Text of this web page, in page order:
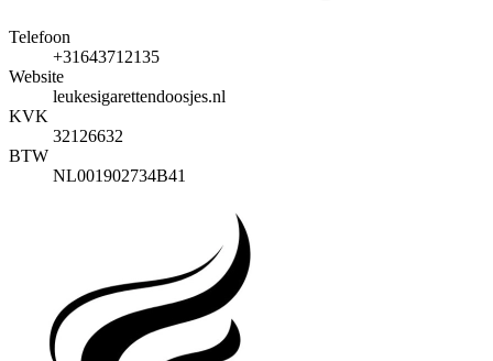
Telefoon
+31643712135
Website
leukesigarettendoosjes.nl
KVK
32126632
BTW
NL001902734B41